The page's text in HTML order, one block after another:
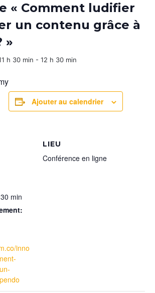
« Comment ludifier
un contenu grâce à
»
h 30 min - 12 h 30 min
Ajouter au calendrier
min
inno
LIEU
Conférence en ligne